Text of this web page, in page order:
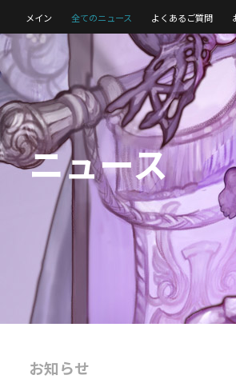
メイン 全てのニュース よくあるご質問
ニュース
お知らせ